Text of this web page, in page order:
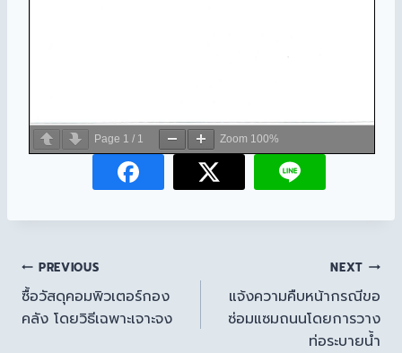
Page 1 / 1 Zoom 100%
PREVIOUS
ซื้อวัสดุคอมพิวเตอร์กอง
คลัง โดยวิธีเฉพาะเจาะจง
NEXT
แจ้งความคืบหน้ากรณีขอ
ซ่อมแซมถนนโดยการวาง
ท่อระบายน้ำ